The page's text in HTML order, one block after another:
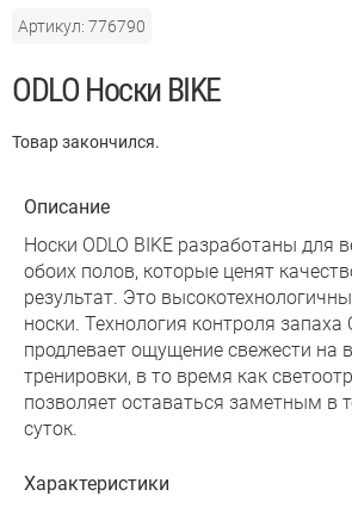
Артикул: 776790
ODLO Носки BIKE
Товар закончился.
Описание
Носки ODLO BIKE разработаны для
обоих полов, которые ценят
результат. Это
носки. Технология контроля запаха
продлевает ощущение свежести на
тренировки, в то время как
позволяет оставаться заметным в
суток.
Характеристики